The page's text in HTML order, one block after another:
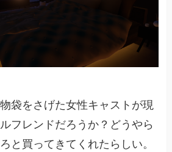
袋をさげた女性キャストが現
フレンドだろうか？どうやら
と買ってきてくれたらしい。